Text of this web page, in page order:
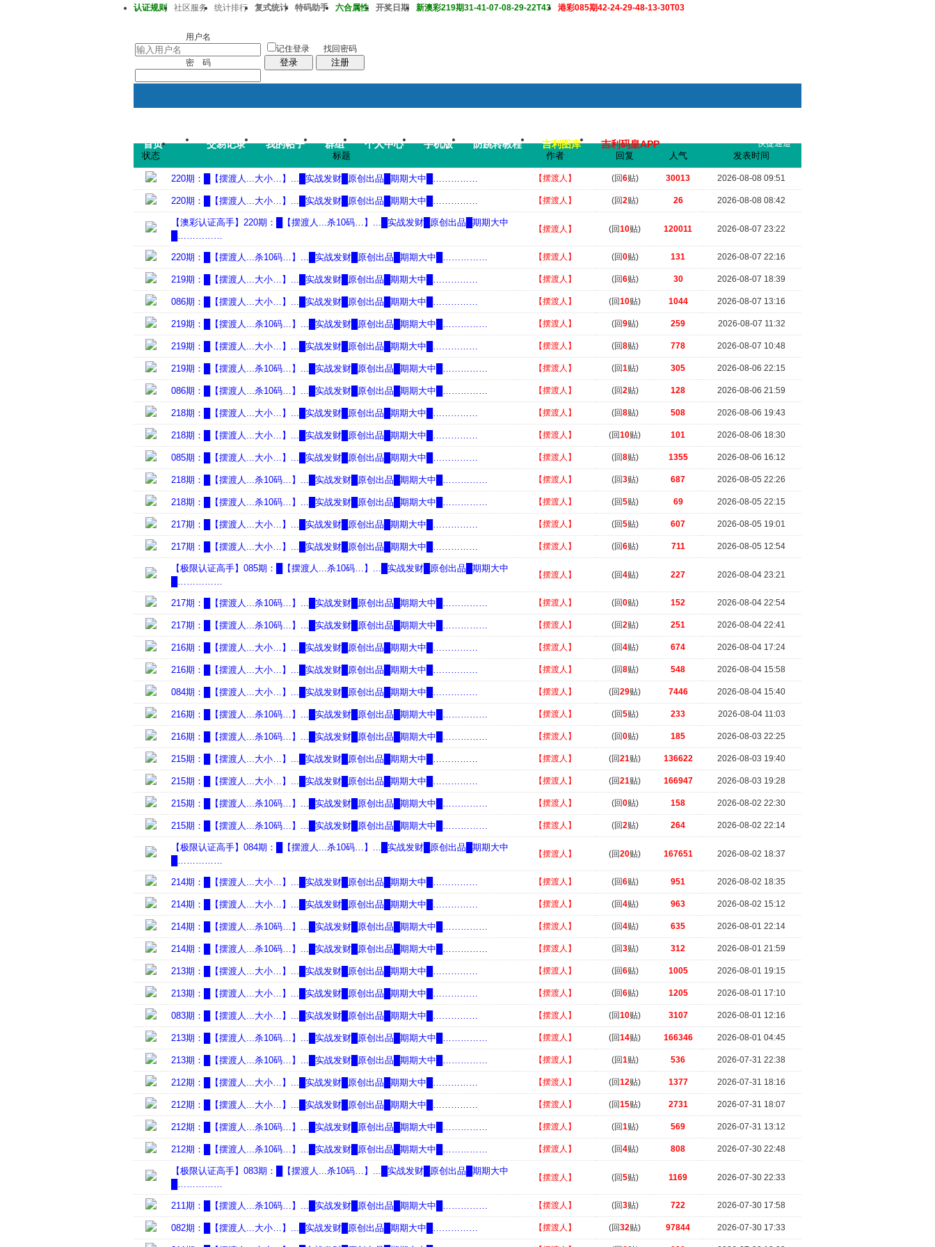
认证规则 社区服务 统计排行 复式统计 特码助手 六合属性 开奖日期 新澳彩219期31-41-07-08-29-22T43
港彩085期42-24-29-48-13-30T03
用户名
密 码
记住登录
登录
找回密码
注册
快捷通道
首页 交易记录 我的帖子 群组 个人中心 手机版 防跳转教程 吉利图库 吉利码皇APP
帖子
搜索
码皇总管
说：2026年7月底即将 开启特邀高手2肖中特大赛，重奖一万 .. （2026-07-10 20:23）
状态 标题 作者 回复 人气 发表时间
220期：█【摆渡人...大小…】...█实战发财█原创出品█期期大中█…………… 【摆渡人】 (回6贴) 30013 2026-08-08 09:51
220期：█【摆渡人...大小…】...█实战发财█原创出品█期期大中█…………… 【摆渡人】 (回2贴) 26 2026-08-08 08:42
【澳彩认证高手】220期：█【摆渡人...杀10码…】...█实战发财█原创出品█期期大中
█……………
【摆渡人】 (回10贴) 120011 2026-08-07 23:22
220期：█【摆渡人...杀10码…】...█实战发财█原创出品█期期大中█…………… 【摆渡人】 (回0贴) 131 2026-08-07 22:16
219期：█【摆渡人...大小…】...█实战发财█原创出品█期期大中█…………… 【摆渡人】 (回6贴) 30 2026-08-07 18:39
086期：█【摆渡人...大小…】...█实战发财█原创出品█期期大中█…………… 【摆渡人】 (回10贴) 1044 2026-08-07 13:16
219期：█【摆渡人...杀10码…】...█实战发财█原创出品█期期大中█…………… 【摆渡人】 (回9贴) 259 2026-08-07 11:32
219期：█【摆渡人...大小…】...█实战发财█原创出品█期期大中█…………… 【摆渡人】 (回8贴) 778 2026-08-07 10:48
219期：█【摆渡人...杀10码…】...█实战发财█原创出品█期期大中█…………… 【摆渡人】 (回1贴) 305 2026-08-06 22:15
086期：█【摆渡人...杀10码…】...█实战发财█原创出品█期期大中█…………… 【摆渡人】 (回2贴) 128 2026-08-06 21:59
218期：█【摆渡人...大小…】...█实战发财█原创出品█期期大中█…………… 【摆渡人】 (回8贴) 508 2026-08-06 19:43
218期：█【摆渡人...大小…】...█实战发财█原创出品█期期大中█…………… 【摆渡人】 (回10贴) 101 2026-08-06 18:30
085期：█【摆渡人...大小…】...█实战发财█原创出品█期期大中█…………… 【摆渡人】 (回8贴) 1355 2026-08-06 16:12
218期：█【摆渡人...杀10码…】...█实战发财█原创出品█期期大中█…………… 【摆渡人】 (回3贴) 687 2026-08-05 22:26
218期：█【摆渡人...杀10码…】...█实战发财█原创出品█期期大中█…………… 【摆渡人】 (回5贴) 69 2026-08-05 22:15
217期：█【摆渡人...大小…】...█实战发财█原创出品█期期大中█…………… 【摆渡人】 (回5贴) 607 2026-08-05 19:01
217期：█【摆渡人...大小…】...█实战发财█原创出品█期期大中█…………… 【摆渡人】 (回6贴) 711 2026-08-05 12:54
【极限认证高手】085期：█【摆渡人...杀10码…】...█实战发财█原创出品█期期大中
█……………
【摆渡人】 (回4贴) 227 2026-08-04 23:21
217期：█【摆渡人...杀10码…】...█实战发财█原创出品█期期大中█…………… 【摆渡人】 (回0贴) 152 2026-08-04 22:54
217期：█【摆渡人...杀10码…】...█实战发财█原创出品█期期大中█…………… 【摆渡人】 (回2贴) 251 2026-08-04 22:41
216期：█【摆渡人...大小…】...█实战发财█原创出品█期期大中█…………… 【摆渡人】 (回4贴) 674 2026-08-04 17:24
216期：█【摆渡人...大小…】...█实战发财█原创出品█期期大中█…………… 【摆渡人】 (回8贴) 548 2026-08-04 15:58
084期：█【摆渡人...大小…】...█实战发财█原创出品█期期大中█…………… 【摆渡人】 (回29贴) 7446 2026-08-04 15:40
216期：█【摆渡人...杀10码…】...█实战发财█原创出品█期期大中█…………… 【摆渡人】 (回5贴) 233 2026-08-04 11:03
216期：█【摆渡人...杀10码…】...█实战发财█原创出品█期期大中█…………… 【摆渡人】 (回0贴) 185 2026-08-03 22:25
215期：█【摆渡人...大小…】...█实战发财█原创出品█期期大中█…………… 【摆渡人】 (回21贴) 136622 2026-08-03 19:40
215期：█【摆渡人...大小…】...█实战发财█原创出品█期期大中█…………… 【摆渡人】 (回21贴) 166947 2026-08-03 19:28
215期：█【摆渡人...杀10码…】...█实战发财█原创出品█期期大中█…………… 【摆渡人】 (回0贴) 158 2026-08-02 22:30
215期：█【摆渡人...杀10码…】...█实战发财█原创出品█期期大中█…………… 【摆渡人】 (回2贴) 264 2026-08-02 22:14
【极限认证高手】084期：█【摆渡人...杀10码…】...█实战发财█原创出品█期期大中
█……………
【摆渡人】 (回20贴) 167651 2026-08-02 18:37
214期：█【摆渡人...大小…】...█实战发财█原创出品█期期大中█…………… 【摆渡人】 (回6贴) 951 2026-08-02 18:35
214期：█【摆渡人...大小…】...█实战发财█原创出品█期期大中█…………… 【摆渡人】 (回4贴) 963 2026-08-02 15:12
214期：█【摆渡人...杀10码…】...█实战发财█原创出品█期期大中█…………… 【摆渡人】 (回4贴) 635 2026-08-01 22:14
214期：█【摆渡人...杀10码…】...█实战发财█原创出品█期期大中█…………… 【摆渡人】 (回3贴) 312 2026-08-01 21:59
213期：█【摆渡人...大小…】...█实战发财█原创出品█期期大中█…………… 【摆渡人】 (回6贴) 1005 2026-08-01 19:15
213期：█【摆渡人...大小…】...█实战发财█原创出品█期期大中█…………… 【摆渡人】 (回6贴) 1205 2026-08-01 17:10
083期：█【摆渡人...大小…】...█实战发财█原创出品█期期大中█…………… 【摆渡人】 (回10贴) 3107 2026-08-01 12:16
213期：█【摆渡人...杀10码…】...█实战发财█原创出品█期期大中█…………… 【摆渡人】 (回14贴) 166346 2026-08-01 04:45
213期：█【摆渡人...杀10码…】...█实战发财█原创出品█期期大中█…………… 【摆渡人】 (回1贴) 536 2026-07-31 22:38
212期：█【摆渡人...大小…】...█实战发财█原创出品█期期大中█…………… 【摆渡人】 (回12贴) 1377 2026-07-31 18:16
212期：█【摆渡人...大小…】...█实战发财█原创出品█期期大中█…………… 【摆渡人】 (回15贴) 2731 2026-07-31 18:07
212期：█【摆渡人...杀10码…】...█实战发财█原创出品█期期大中█…………… 【摆渡人】 (回1贴) 569 2026-07-31 13:12
212期：█【摆渡人...杀10码…】...█实战发财█原创出品█期期大中█…………… 【摆渡人】 (回4贴) 808 2026-07-30 22:48
【极限认证高手】083期：█【摆渡人...杀10码…】...█实战发财█原创出品█期期大中
█……………
【摆渡人】 (回5贴) 1169 2026-07-30 22:33
211期：█【摆渡人...杀10码…】...█实战发财█原创出品█期期大中█…………… 【摆渡人】 (回3贴) 722 2026-07-30 17:58
082期：█【摆渡人...大小…】...█实战发财█原创出品█期期大中█…………… 【摆渡人】 (回32贴) 97844 2026-07-30 17:33